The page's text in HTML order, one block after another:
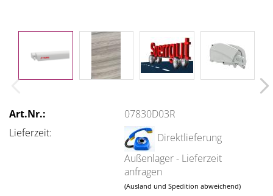
Art.Nr.:
07830D03R
Lieferzeit:
Direktlieferung
Außenlager - Lieferzeit
anfragen
(Ausland und Spedition abweichend)